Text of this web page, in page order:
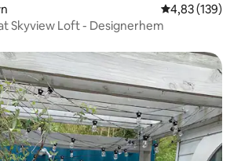
4,83 av 5 i
4,83 (139)
Skyview Loft - Designerhem